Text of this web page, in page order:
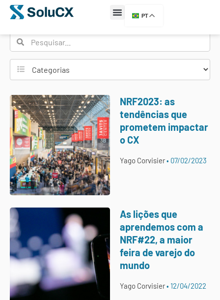
PT
Etiqueta: nrf
NRF2023: as
tendências que
prometem impactar
o CX
Yago Corvisier 07/02/2023
As lições que
aprendemos com a
NRF#22, a maior
feira de varejo do
mundo
Yago Corvisier 12/04/2022